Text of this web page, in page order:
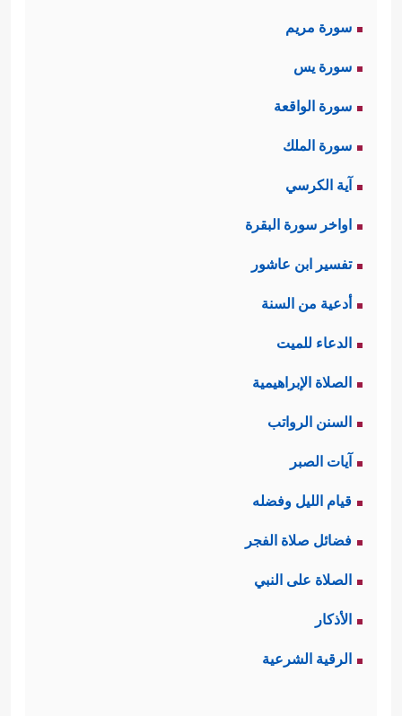
سورة مريم
سورة يس
سورة الواقعة
سورة الملك
آية الكرسي
اواخر سورة البقرة
تفسير ابن عاشور
أدعية من السنة
الدعاء للميت
الصلاة الإبراهيمية
السنن الرواتب
آيات الصبر
قيام الليل وفضله
فضائل صلاة الفجر
الصلاة على النبي
الأذكار
الرقية الشرعية